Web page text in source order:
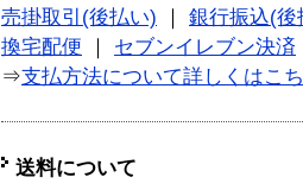
売掛取引(後払い)
銀行振込(後
換宅配便
セブンイレブン決済
⇒支払方法について詳しくはこ
送料について